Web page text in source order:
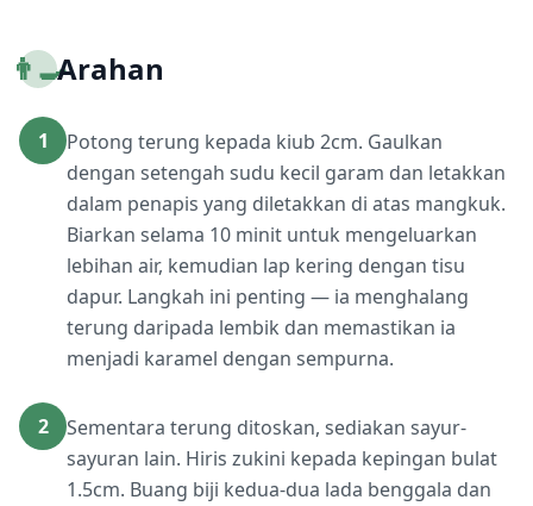
👨‍🍳Arahan
1
Potong terung kepada kiub 2cm. Gaulkan
dengan setengah sudu kecil garam dan letakkan
dalam penapis yang diletakkan di atas mangkuk.
Biarkan selama 10 minit untuk mengeluarkan
lebihan air, kemudian lap kering dengan tisu
dapur. Langkah ini penting — ia menghalang
terung daripada lembik dan memastikan ia
menjadi karamel dengan sempurna.
2
Sementara terung ditoskan, sediakan sayur-
sayuran lain. Hiris zukini kepada kepingan bulat
1.5cm. Buang biji kedua-dua lada benggala dan